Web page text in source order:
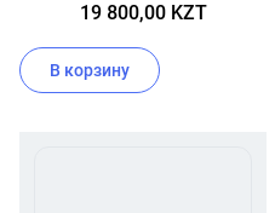
19 800,00 KZT
В корзину